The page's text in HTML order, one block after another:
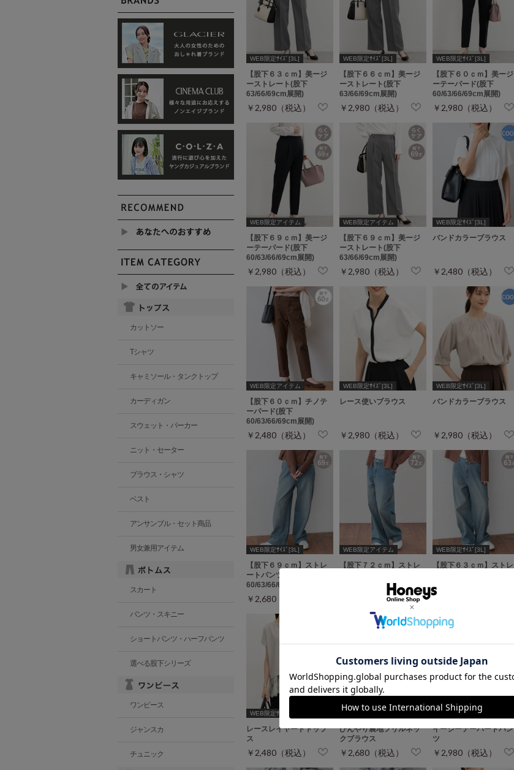
WEB限定ｻｲｽﾞ[3L]
【股下６３ｃｍ】美ージ
ーストレート(股下
63/66/69cm展開)
￥2,980（税込）
WEB限定ｻｲｽﾞ[3L]
【股下６６ｃｍ】美ージ
ーストレート(股下
63/66/69cm展開)
￥2,980（税込）
WEB限定ｻｲｽﾞ[3L]
【股下６０ｃｍ】美ージ
ーテーパード(股下
60/63/66/69cm展開)
￥2,980（税込）
WEB限定アイテム
【股下６９ｃｍ】美ージ
ーテーパード(股下
60/63/66/69cm展開)
￥2,980（税込）
WEB限定アイテム
【股下６９ｃｍ】美ージ
ーストレート(股下
63/66/69cm展開)
￥2,980（税込）
WEB限定ｻｲｽﾞ[3L]
バンドカラーブラウス
￥2,480（税込）
WEB限定アイテム
【股下６０ｃｍ】チノテ
ーパード(股下
60/63/66/69cm展開)
￥2,480（税込）
WEB限定ｻｲｽﾞ[3L]
レース使いブラウス
￥2,980（税込）
WEB限定ｻｲｽﾞ[3L]
バンドカラーブラウス
￥2,980（税込）
WEB限定ｻｲｽﾞ[3L]
【股下６９ｃｍ】ストレ
ートパンツ(股下
60/63/66/69/72cm展開)
￥2,680（税込）
WEB限定アイテム
【股下７２ｃｍ】ストレ
60/63/66/69/72cm展開)
￥2,680（税込）
WEB限定ｻｲｽﾞ[3L]
【股下６３ｃｍ】ストレ
60/63/66/69/72cm展開)
￥2,680（税込）
WEB限定ｻｲｽﾞ[3L]
レースレイヤードトップ
ス
￥2,480（税込）
ひんやり裏地フリルネッ
クブラウス
￥2,680（税込）
WEB限定ｻｲｽﾞ[3L]
イージーテーパードパン
ツ
￥2,980（税込）
カットソー
Tシャツ
キャミソール・タンクトップ
カーディガン
スウェット・パーカー
ニット・セーター
ブラウス・シャツ
ベスト
アンサンブル・セット商品
男女兼用アイテム
スカート
パンツ・スキニー
ショートパンツ・ハーフパンツ
選べる股下シリーズ
ワンピース
ジャンスカ
チュニック